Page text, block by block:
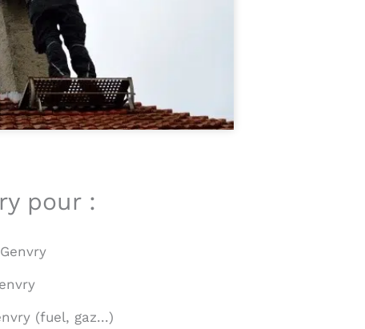
pour :
(fuel, gaz...)